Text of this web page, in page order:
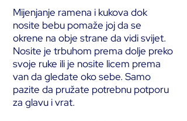
Mijenjanje ramena i kukova dok
nosite bebu pomaže joj da se
okrene na obje strane da vidi svijet.
Nosite je trbuhom prema dolje preko
svoje ruke ili je nosite licem prema
van da gledate oko sebe. Samo
pazite da pružate potrebnu potporu
za glavu i vrat.